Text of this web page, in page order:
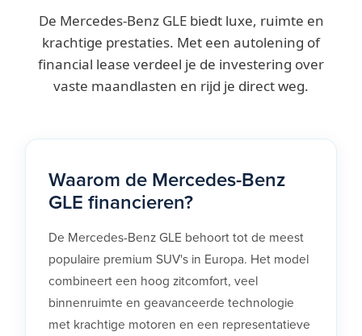
De Mercedes-Benz GLE biedt luxe, ruimte en
krachtige prestaties. Met een autolening of
financial lease verdeel je de investering over
vaste maandlasten en rijd je direct weg.
Waarom de Mercedes-Benz
GLE financieren?
De Mercedes-Benz GLE behoort tot de meest
populaire premium SUV's in Europa. Het model
combineert een hoog zitcomfort, veel
binnenruimte en geavanceerde technologie
met krachtige motoren en een representatieve